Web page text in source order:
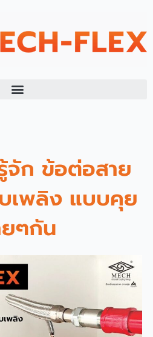
จัก ข้อต่อสาย
เพลิง แบบคุย
ๆกัน